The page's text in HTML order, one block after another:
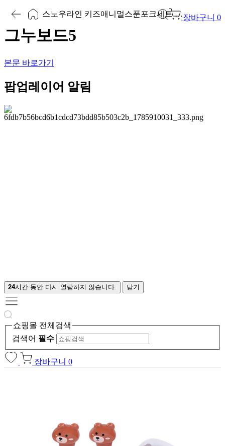
그누보드5
본문 바로가기
팝업레이어 알림
24시간 동안 다시 열람하지 않습니다. 닫기
쇼핑몰 전체검색
검색어 필수
장바구니 0
스노우라인 키즈애니멀스푼포크세트 브라운장바구니 0